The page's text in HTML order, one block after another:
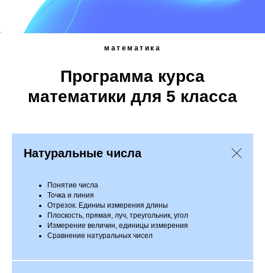
математика
Программа курса
математики для 5 класса
Натуральные числа
Понятие числа
Точка и линия
Отрезок. Единиы измерения длины
Плоскость, прямая, луч, треугольник, угол
Измерение величин, единицы измерения
Сравнение натуральных чисел